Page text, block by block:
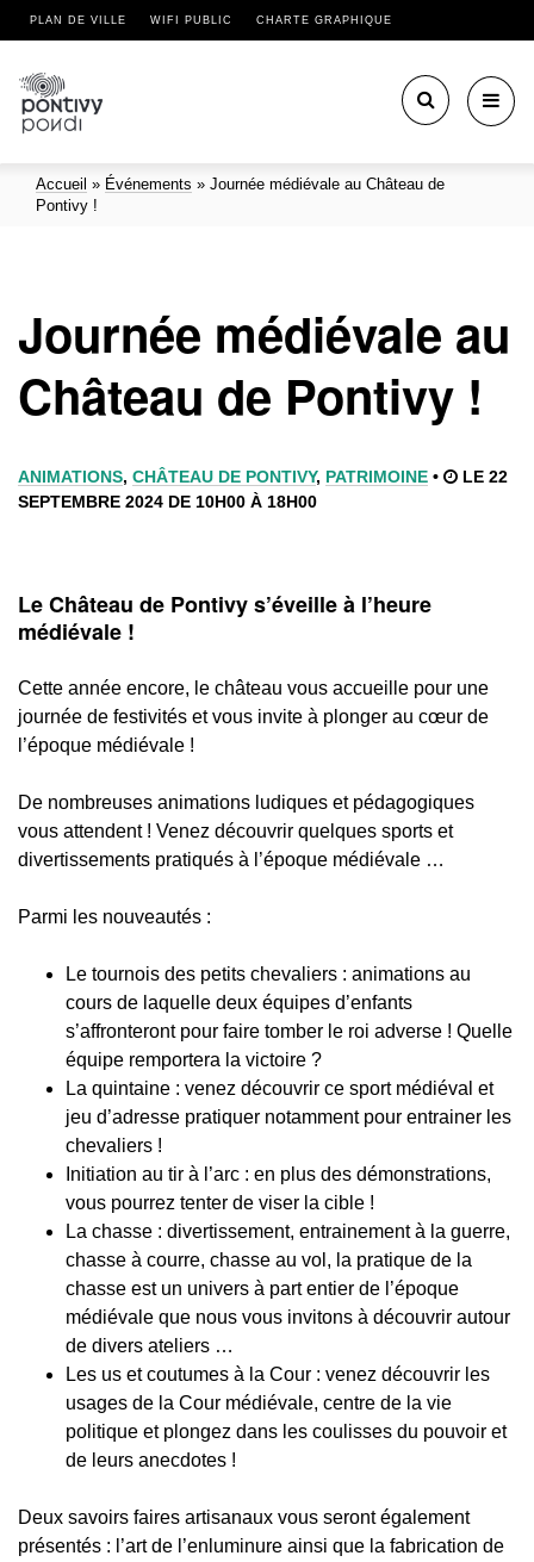
PLAN DE VILLE WIFI PUBLIC CHARTE GRAPHIQUE
Accueil » Événements » Journée médiévale au Château de
Pontivy !
Journée médiévale au
Château de Pontivy !
ANIMATIONS, CHÂTEAU DE PONTIVY, PATRIMOINE •
LE 22
SEPTEMBRE 2024 DE 10H00 À 18H00
Le Château de Pontivy s’éveille à l’heure
médiévale !
Cette année encore, le château vous accueille pour une
journée de festivités et vous invite à plonger au cœur de
l’époque médiévale !
De nombreuses animations ludiques et pédagogiques
vous attendent ! Venez découvrir quelques sports et
divertissements pratiqués à l’époque médiévale …
Parmi les nouveautés :
Le tournois des petits chevaliers : animations au
cours de laquelle deux équipes d’enfants
s’affronteront pour faire tomber le roi adverse ! Quelle
équipe remportera la victoire ?
La quintaine : venez découvrir ce sport médiéval et
jeu d’adresse pratiquer notamment pour entrainer les
chevaliers !
Initiation au tir à l’arc : en plus des démonstrations,
vous pourrez tenter de viser la cible !
La chasse : divertissement, entrainement à la guerre,
chasse à courre, chasse au vol, la pratique de la
chasse est un univers à part entier de l’époque
médiévale que nous vous invitons à découvrir autour
de divers ateliers …
Les us et coutumes à la Cour : venez découvrir les
usages de la Cour médiévale, centre de la vie
politique et plongez dans les coulisses du pouvoir et
de leurs anecdotes !
Deux savoirs faires artisanaux vous seront également
présentés : l’art de l’enluminure ainsi que la fabrication de